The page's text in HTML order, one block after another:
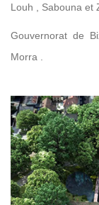
Louh , Sabouna et
Gouvernorat de
Morra .